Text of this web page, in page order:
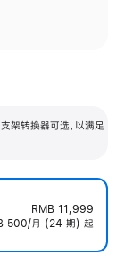
转换器可选，以满足
RMB 11,999
500/月 (24 期) 起